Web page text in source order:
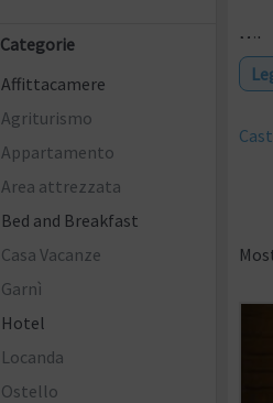
Categorie
Affittacamere
Agriturismo
Appartamento
Area attrezzata
Bed and Breakfast
Casa Vacanze
Garnì
Hotel
Locanda
Ostello